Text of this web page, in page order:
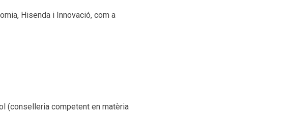
Hisenda i Innovació, com a
(conselleria competent en matèria